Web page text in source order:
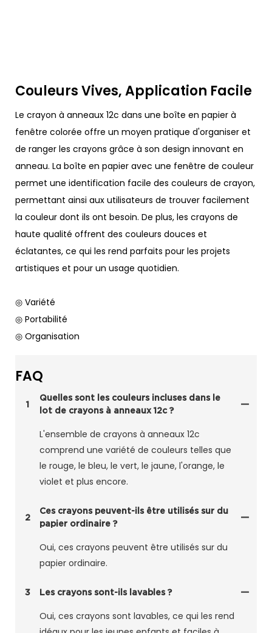
Couleurs Vives, Application Facile
Le crayon à anneaux 12c dans une boîte en papier à
fenêtre colorée offre un moyen pratique d'organiser et
de ranger les crayons grâce à son design innovant en
anneau. La boîte en papier avec une fenêtre de couleur
permet une identification facile des couleurs de crayon,
permettant ainsi aux utilisateurs de trouver facilement
la couleur dont ils ont besoin. De plus, les crayons de
haute qualité offrent des couleurs douces et
éclatantes, ce qui les rend parfaits pour les projets
artistiques et pour un usage quotidien.
◎ Variété
◎ Portabilité
◎ Organisation
FAQ
1
Quelles sont les couleurs incluses dans le
lot de crayons à anneaux 12c ?
L'ensemble de crayons à anneaux 12c
comprend une variété de couleurs telles que
le rouge, le bleu, le vert, le jaune, l'orange, le
violet et plus encore.
2
Ces crayons peuvent-ils être utilisés sur du
papier ordinaire ?
Oui, ces crayons peuvent être utilisés sur du
papier ordinaire.
3 Les crayons sont-ils lavables ?
Oui, ces crayons sont lavables, ce qui les rend